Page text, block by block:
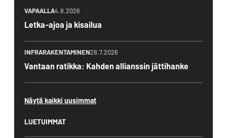
VAPAALLA4.8.2026
Letka-ajoa ja kisailua
INFRARAKENTAMINEN28.7.2026
Vantaan ratikka: Kahden allianssin jättihanke
Näytä kaikki uusimmat
LUETUIMMAT